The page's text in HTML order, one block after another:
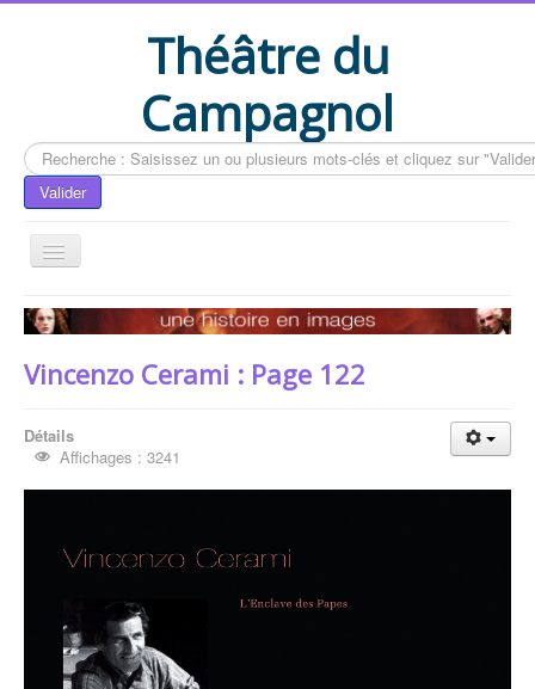
Théâtre du
Campagnol
Rechercher
Valider
Accueil
Compléments du livre
Actualités
Contactez-nous
Les Auteurs
Vincenzo CERAMI
Vincenzo Cerami : Page 122
Détails
Affichages : 3241